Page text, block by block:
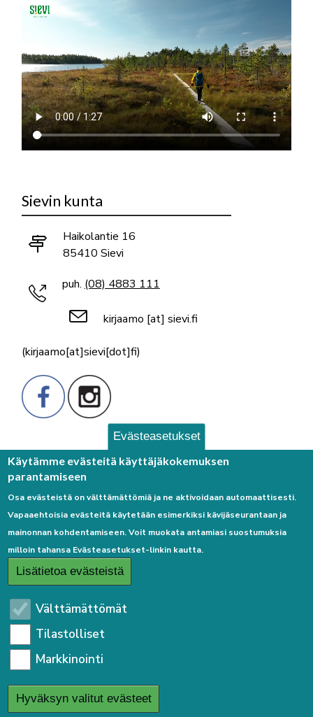
Sievin kunta
Haikolantie 16
85410 Sievi
puh. (08) 4883 111
kirjaamo [at] sievi.fi
(kirjaamo[at]sievi[dot]fi)
Palaute
Linkkejä
Etusivulle
Kirjaudu sisään
Saavutettavuusseloste
Sivukartta
Tietosuojaseloste
Evästeasetukset
Käytämme evästeitä käyttäjäkokemuksen
parantamiseen
Osa evästeistä on välttämättömiä ja ne aktivoidaan automaattisesti.
Vapaaehtoisia evästeitä käytetään esimerkiksi kävijäseurantaan ja
mainonnan kohdentamiseen. Voit muokata antamiasi suostumuksia
milloin tahansa Evästeasetukset-linkin kautta.
Lisätietoa evästeistä
Välttämättömät
Tilastolliset
Markkinointi
Hyväksyn valitut evästeet